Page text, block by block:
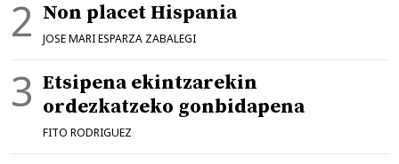
Non placet Hispania
JOSE MARI ESPARZA ZABALEGI
Etsipena ekintzarekin
ordezkatzeko gonbidapena
FITO RODRIGUEZ